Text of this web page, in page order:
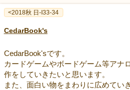
<2018秋 日-I33-34
CedarBook's
CedarBook'sです。
カードゲームやボードゲーム等アナ
作をしていきたいと思います。
また、面白い物をまわりに広めてい